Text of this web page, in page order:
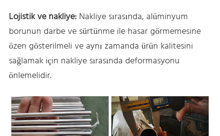
Lojistik ve nakliye:Nakliye sırasında, alüminyum
borunun darbe ve sürtünme ile hasar görmemesine
özen gösterilmeli ve aynı zamanda ürün kalitesini
sağlamak için nakliye sırasında deformasyonu
önlemelidir.